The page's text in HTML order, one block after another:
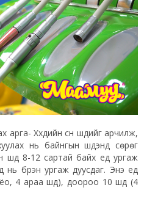
Хүүхдийн сүүн шүдийг арчилж,
нь байнгын шүдэнд сөрөг
шүд 8-12 сартай байх үед ургаж
бүрэн ургаж дуусдаг. Энэ үед
4 араа шүд), доороо 10 шүд (4